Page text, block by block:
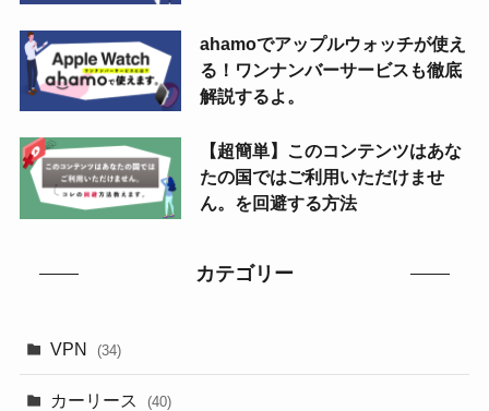
ahamoでアップルウォッチが使え
る！ワンナンバーサービスも徹底
解説するよ。
【超簡単】このコンテンツはあな
たの国ではご利用いただけませ
ん。を回避する方法
カテゴリー
VPN (34)
カーリース (40)